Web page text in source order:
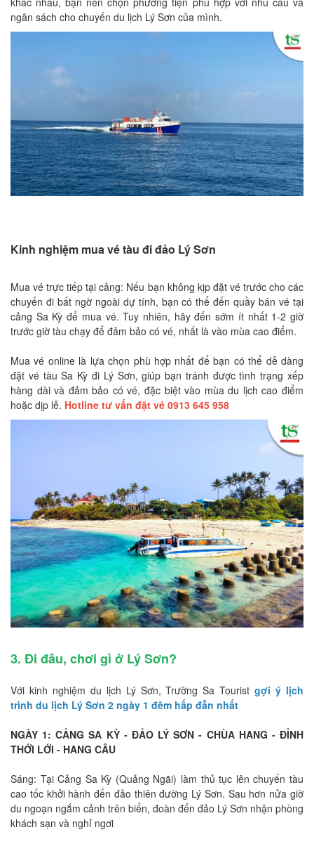
ngân sách cho chuyến du lịch Lý Sơn của mình.
Kinh nghiệm mua vé tàu đi đảo Lý Sơn
Mua vé trực tiếp tại cảng: Nếu bạn không kịp đặt vé trước cho các
chuyến đi bất ngờ ngoài dự tính, bạn có thể đến quầy bán vé tại
cảng Sa Kỳ để mua vé. Tuy nhiên, hãy đến sớm ít nhất 1-2 giờ
trước giờ tàu chạy để đảm bảo có vé, nhất là vào mùa cao điểm.
Mua vé online là lựa chọn phù hợp nhất để bạn có thể dễ dàng
đặt vé tàu Sa Kỳ đi Lý Sơn, giúp bạn tránh được tình trạng xếp
hàng dài và đảm bảo có vé, đặc biệt vào mùa du lịch cao điểm
hoặc dịp lễ. Hotline tư vấn đặt vé 0913 645 958
3. Đi đâu, chơi gì ở Lý Sơn?
Với kinh nghiệm du lịch Lý Sơn, Trường Sa Touristgợi ý lịch
trình du lịch Lý Sơn 2 ngày 1 đêm hấp đẫn nhất
NGÀY 1: CẢNG SA KỲ - ĐẢO LÝ SƠN - CHÙA HANG - ĐỈNH
THỚI LỚI - HANG CÂU
Sáng: Tại Cảng Sa Kỳ (Quảng Ngãi) làm thủ tục lên chuyến tàu
cao tốc khởi hành đến đảo thiên đường Lý Sơn. Sau hơn nửa giờ
du ngoạn ngắm cảnh trên biển, đoàn đến đảo Lý Sơn nhận phòng
khách sạn và nghỉ ngơi